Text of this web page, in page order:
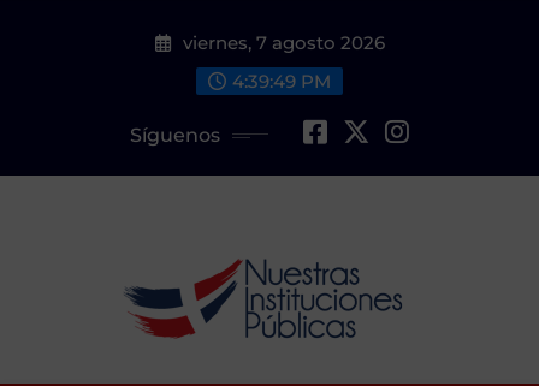
viernes, 7 agosto 2026
4:39:51 PM
Síguenos